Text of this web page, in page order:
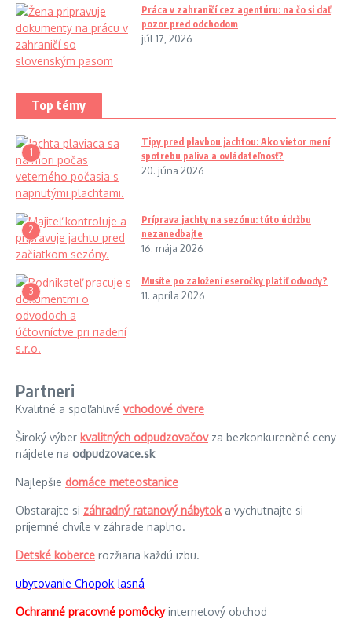
Práca v zahraničí cez agentúru: na čo si dať
pozor pred odchodom
júl 17, 2026
Top témy
1
Tipy pred plavbou jachtou: Ako vietor mení
spotrebu paliva a ovládateľnosť?
20. júna 2026
2
Príprava jachty na sezónu: túto údržbu
nezanedbajte
16. mája 2026
3
Musíte po založení eseročky platiť odvody?
11. apríla 2026
Partneri
Kvalitné a spoľahlivé vchodové dvere
Široký výber kvalitných odpudzovačovza bezkonkurenčné ceny
nájdete na odpudzovace.sk
Najlepšie domáce meteostanice
Obstarajte si záhradný ratanový nábytoka vychutnajte si
príjemné chvíle v záhrade naplno.
Detské koberce rozžiaria každú izbu.
ubytovanie Chopok Jasná
Ochranné pracovné pomôckyinternetový obchod